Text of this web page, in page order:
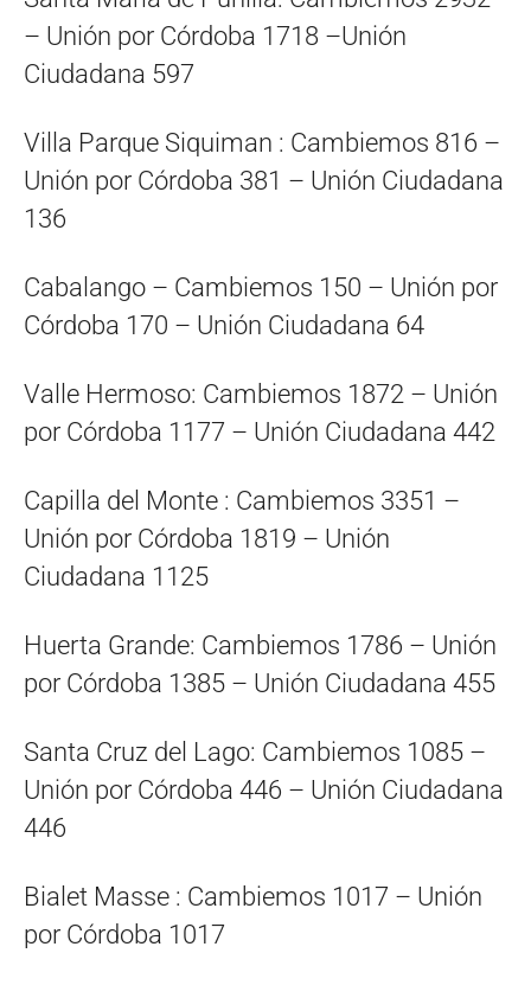
– Unión por Córdoba 1718 –Unión
Ciudadana 597
Villa Parque Siquiman : Cambiemos 816 –
Unión por Córdoba 381 – Unión Ciudadana
136
Cabalango – Cambiemos 150 – Unión por
Córdoba 170 – Unión Ciudadana 64
Valle Hermoso: Cambiemos 1872 – Unión
por Córdoba 1177 – Unión Ciudadana 442
Capilla del Monte : Cambiemos 3351 –
Unión por Córdoba 1819 – Unión
Ciudadana 1125
Huerta Grande: Cambiemos 1786 – Unión
por Córdoba 1385 – Unión Ciudadana 455
Santa Cruz del Lago: Cambiemos 1085 –
Unión por Córdoba 446 – Unión Ciudadana
446
Bialet Masse : Cambiemos 1017 – Unión
por Córdoba 1017